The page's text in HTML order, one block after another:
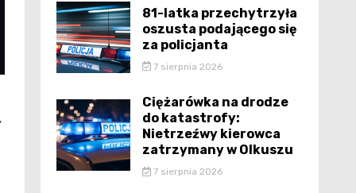
81-latka przechytrzyła
oszusta podającego się
za policjanta
7 sierpnia 2026
Ciężarówka na drodze
do katastrofy:
Nietrzeźwy kierowca
zatrzymany w Olkuszu
7 sierpnia 2026